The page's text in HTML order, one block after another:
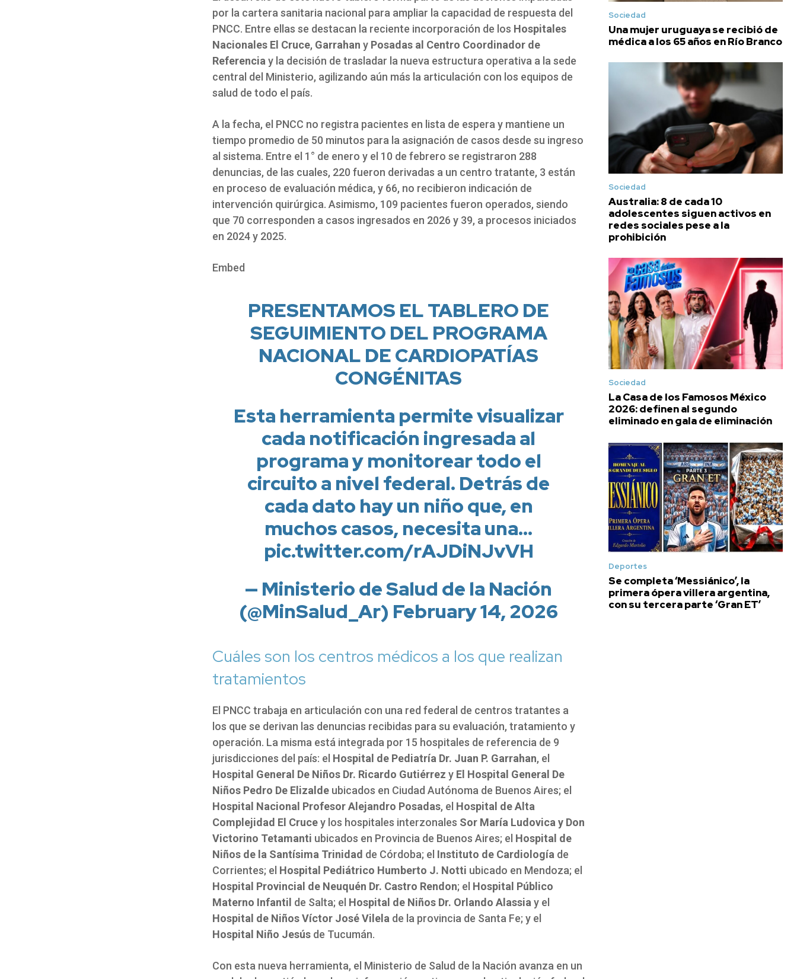
por la cartera sanitaria nacional para ampliar la capacidad de respuesta del
PNCC. Entre ellas se destacan la reciente incorporación de los Hospitales
Nacionales El Cruce, Garrahan y Posadas al Centro Coordinador de
Referenciay la decisión de trasladar la nueva estructura operativa a la sede
central del Ministerio, agilizando aún más la articulación con los equipos de
salud de todo el país.
A la fecha, el PNCC no registra pacientes en lista de espera y mantiene un
tiempo promedio de 50 minutos para la asignación de casos desde su ingreso
al sistema. Entre el 1° de enero y el 10 de febrero se registraron 288
denuncias, de las cuales, 220 fueron derivadas a un centro tratante, 3 están
en proceso de evaluación médica, y 66, no recibieron indicación de
intervención quirúrgica. Asimismo, 109 pacientes fueron operados, siendo
que 70 corresponden a casos ingresados en 2026 y 39, a procesos iniciados
en 2024 y 2025.
Embed
PRESENTAMOS EL TABLERO DE
SEGUIMIENTO DEL PROGRAMA
NACIONAL DE CARDIOPATÍAS
CONGÉNITAS
Esta herramienta permite visualizar
cada notificación ingresada al
programa y monitorear todo el
circuito a nivel federal. Detrás de
cada dato hay un niño que, en
muchos casos, necesita una…
pic.twitter.com/rAJDiNJvVH
— Ministerio de Salud de la Nación
(@MinSalud_Ar) February 14, 2026
Cuáles son los centros médicos a los que realizan
tratamientos
El PNCC trabaja en articulación con una red federal de centros tratantes a
los que se derivan las denuncias recibidas para su evaluación, tratamiento y
operación. La misma está integrada por 15 hospitales de referencia de 9
jurisdicciones del país: el Hospital de Pediatría Dr. Juan P. Garrahan, el
Hospital General De Niños Dr. Ricardo Gutiérrez y El Hospital General De
Niños Pedro De Elizalde ubicados en Ciudad Autónoma de Buenos Aires; el
Hospital Nacional Profesor Alejandro Posadas, el Hospital de Alta
Complejidad El Crucey los hospitales interzonales Sor María Ludovica y Don
Victorino Tetamanti ubicados en Provincia de Buenos Aires; el Hospital de
Niños de la Santísima Trinidad de Córdoba; el Instituto de Cardiología de
Corrientes; el Hospital Pediátrico Humberto J. Notti ubicado en Mendoza; el
Hospital Provincial de Neuquén Dr. Castro Rendon; el Hospital Público
Materno Infantil de Salta; el Hospital de Niños Dr. Orlando Alassiay el
Hospital de Niños Víctor José Vilela de la provincia de Santa Fe; y el
Hospital Niño Jesús de Tucumán.
Con esta nueva herramienta, el Ministerio de Salud de la Nación avanza en un
Sociedad
Una mujer uruguaya se recibió de
médica a los 65 años en Río Branco
Sociedad
Australia: 8 de cada 10
adolescentes siguen activos en
redes sociales pese a la
prohibición
Sociedad
La Casa de los Famosos México
2026: definen al segundo
eliminado en gala de eliminación
Deportes
Se completa ‘Messiánico’, la
primera ópera villera argentina,
con su tercera parte ‘Gran ET’